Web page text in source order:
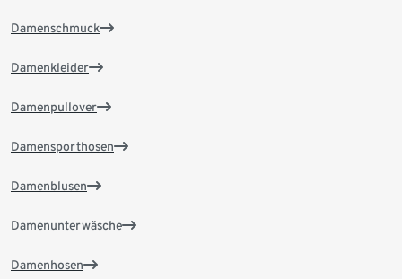
Damenschmuck
Damenkleider
Damenpullover
Damensporthosen
Damenblusen
Damenunterwäsche
Damenhosen